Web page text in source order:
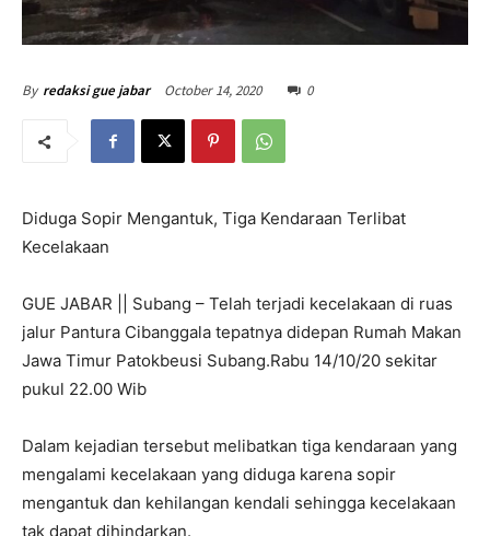
By redaksi gue jabar October 14, 2020 0
Diduga Sopir Mengantuk, Tiga Kendaraan Terlibat
Kecelakaan
GUE JABAR || Subang – Telah terjadi kecelakaan di ruas
jalur Pantura Cibanggala tepatnya didepan Rumah Makan
Jawa Timur Patokbeusi Subang.Rabu 14/10/20 sekitar
pukul 22.00 Wib
Dalam kejadian tersebut melibatkan tiga kendaraan yang
mengalami kecelakaan yang diduga karena sopir
mengantuk dan kehilangan kendali sehingga kecelakaan
tak dapat dihindarkan.